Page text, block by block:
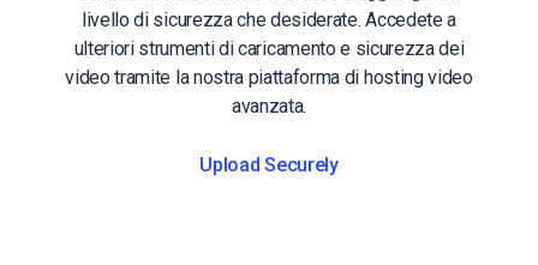
livello di sicurezza che desiderate. Accedete a
ulteriori strumenti di caricamento e sicurezza dei
video tramite la nostra piattaforma di hosting video
avanzata.
Upload Securely